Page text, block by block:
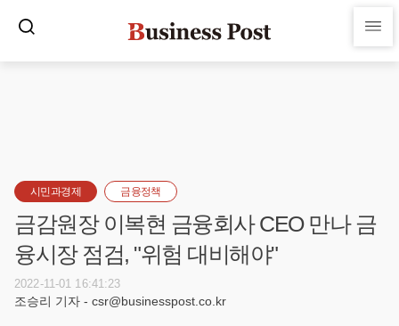
시민과경제 금융정책
금감원장 이복현 금융회사 CEO 만나 금
융시장 점검, "위험 대비해야"
2022-11-01 16:41:23
조승리 기자 - csr@businesspost.co.kr